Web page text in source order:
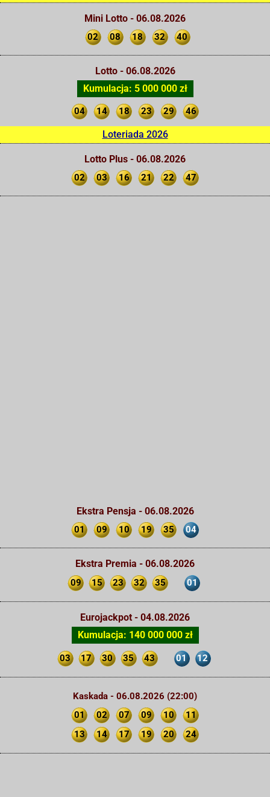
Mini Lotto - 06.08.2026
02 08 18 32 40
Lotto - 06.08.2026
Kumulacja: 5 000 000 zł
04 14 18 23 29 46
Loteriada 2026
Lotto Plus - 06.08.2026
02 03 16 21 22 47
Ekstra Pensja - 06.08.2026
01 09 10 19 35 04
Ekstra Premia - 06.08.2026
09 15 23 32 35 01
Eurojackpot - 04.08.2026
Kumulacja: 140 000 000 zł
03 17 30 35 43 01 12
Kaskada - 06.08.2026 (22:00)
01
02 07 09 10
11
13
14 17 19 20 24